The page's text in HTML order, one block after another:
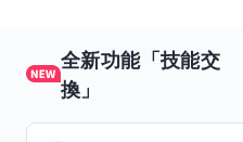
全新功能「技能交
換」